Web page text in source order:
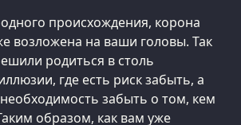
происхождения, корона
возложена на ваши головы. Так
родиться в столь
где есть риск забыть, а
забыть о том, кем
образом, как вам уже